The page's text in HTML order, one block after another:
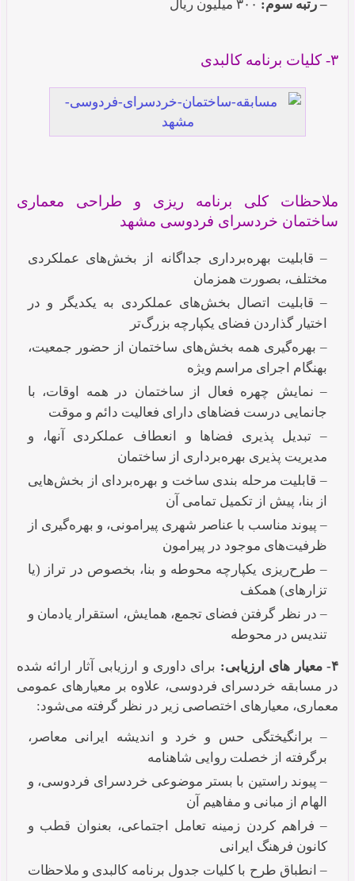
– رتبه سوم:
۳- کلیات برنامه کالبدی
ملاحظات کلی برنامه ریزی و طراحی معماری
ساختمان خردسرای فردوسی مشهد
– قابلیت بهره‌برداری جداگانه از بخش‌‍‌های عملکردی
مختلف، بصورت همزمان
– قابلیت اتصال بخش‌های عملکردی به یکدیگر و در
اختیار گذاردن فضای یکپارچه بزرگ‌تر
– بهره‌گیری همه بخش‌های ساختمان از حضور جمعیت،
بهنگام اجرای مراسم ویژه
– نمایش چهره فعال از ساختمان در همه اوقات، با
جانمایی درست فضاهای دارای فعالیت دائم و موقت
– تبدیل پذیری فضاها و انعطاف عملکردی آنها، و
مدیریت پذیری بهره‌برداری از ساختمان
– قابلیت مرحله بندی ساخت و بهره‌بردای از بخش‌هایی
از بنا، پیش از تکمیل تمامی آن
– پیوند مناسب با عناصر شهری پیرامونی، و بهره‌گیری از
ظرفیت‌های موجود در پیرامون
– طرح‌ریزی یکپارچه محوطه و بنا، بخصوص در تراز (یا
تزارهای) همکف
– در نظر گرفتن فضای تجمع، همایش، استقرار یادمان و
تندیس در محوطه
۴- معیار های ارزیابی:
برای داوری و ارزیابی آثار ارائه شده
در مسابقه خردسرای فردوسی، علاوه بر معیارهای عمومی
معماری، معیارهای اختصاصی زیر در نظر گرفته می‌شود:
– برانگیختگی حس و خرد و اندیشه ایرانی معاصر،
برگرفته از خصلت روایی شاهنامه
– پیوند راستین با بستر موضوعی خردسرای فردوسی، و
الهام از مبانی و مفاهیم آن
– فراهم کردن زمینه تعامل اجتماعی، بعنوان قطب و
کانون فرهنگ ایرانی
– انطباق طرح با کلیات جدول برنامه کالبدی و ملاحظات